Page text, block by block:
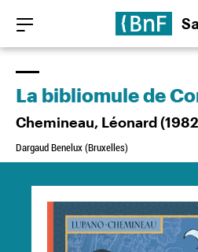
contenu
principal
La bibliomule de
Chemineau, Léonard
Dargaud Benelux (Bruxelles)
Panneau de gestion des cookies